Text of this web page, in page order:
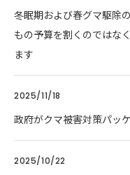
冬眠期および春グマ駆除
もの予算を割くのではな
ます
2025/11/18
政府がクマ被害対策パッ
2025/10/22